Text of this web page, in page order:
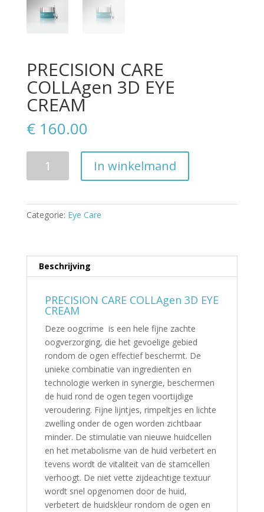
PRECISION CARE
COLLAgen 3D EYE
CREAM
€160.00
In winkelmand
Categorie: Eye Care
Beschrijving
PRECISION CARE COLLAgen 3D EYE
CREAM
Deze oogcrime is een hele fijne zachte
oogverzorging, die het gevoelige gebied
rondom de ogen effectief beschermt. De
unieke combinatie van ingredienten en
technologie werken in synergie, beschermen
de huid rond de ogen tegen voortijdige
veroudering. Fijne lijntjes, rimpeltjes en lichte
zwelling onder de ogen worden zichtbaar
minder. De stimulatie van nieuwe huidcellen
en het metabolisme van de huid verbetert en
tevens wordt de vitaliteit van de stamcellen
verhoogt. De niet vette zijdeachtige textuur
wordt snel opgenomen door de huid,
verbetert de huidskleur rondom de ogen en